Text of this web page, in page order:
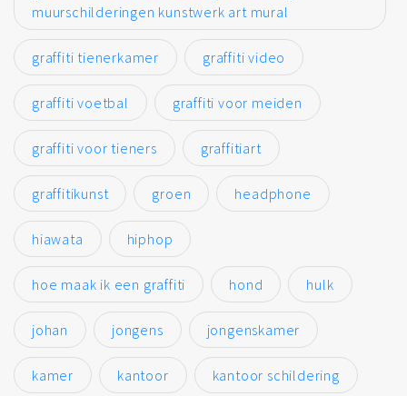
muurschilderingen kunstwerk art mural
graffiti tienerkamer graffiti video
graffiti voetbal graffiti voor meiden
graffiti voor tieners graffitiart
graffitikunst groen headphone
hiawata hiphop
hoe maak ik een graffiti hond hulk
johan jongens jongenskamer
kamer kantoor kantoor schildering